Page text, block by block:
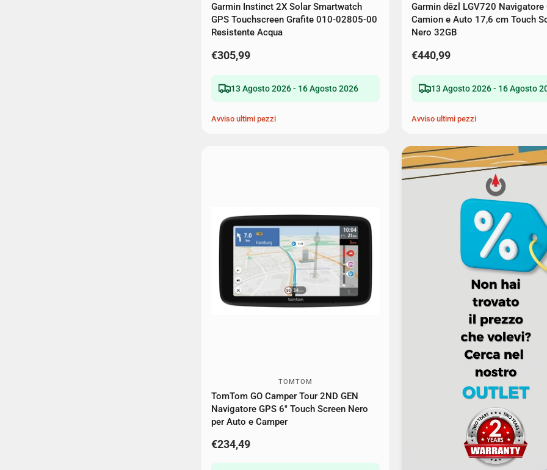
Garmin Instinct 2X Solar Smartwatch
GPS Touchscreen Grafite 010-02805-00
Resistente Acqua
€305,99
13 Agosto 2026 - 16 Agosto 2026
Avviso ultimi pezzi
Garmin dēzl LGV720 Navigatore
Camion e Auto 17,6 cm Touch
Nero 32GB
€440,99
13 Agosto 2026 - 16 Agosto
Avviso ultimi pezzi
TOMTOM
TomTom GO Camper Tour 2ND GEN
Navigatore GPS 6" Touch Screen Nero
per Auto e Camper
€234,49